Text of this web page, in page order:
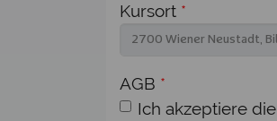
Kursort *
AGB *
Ich akzeptiere die